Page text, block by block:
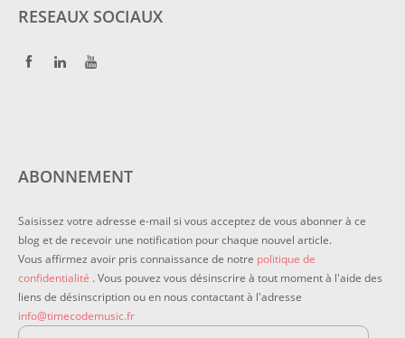
RESEAUX SOCIAUX
ABONNEMENT
Saisissez votre adresse e-mail si vous acceptez de vous abonner à ce
blog et de recevoir une notification pour chaque nouvel article.
Vous affirmez avoir pris connaissance de notre politique de
confidentialité . Vous pouvez vous désinscrire à tout moment à l'aide des
liens de désinscription ou en nous contactant à l'adresse
info@timecodemusic.fr